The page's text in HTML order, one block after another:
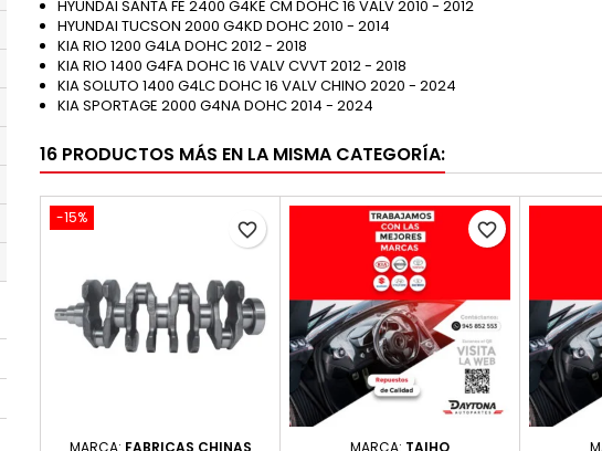
HYUNDAI SANTA FE 2400 G4KE CM DOHC 16 VALV 2010 - 2012
HYUNDAI TUCSON 2000 G4KD DOHC 2010 - 2014
KIA RIO 1200 G4LA DOHC 2012 - 2018
KIA RIO 1400 G4FA DOHC 16 VALV CVVT 2012 - 2018
KIA SOLUTO 1400 G4LC DOHC 16 VALV CHINO 2020 - 2024
KIA SPORTAGE 2000 G4NA DOHC 2014 - 2024
16 PRODUCTOS MÁS EN LA MISMA CATEGORÍA:
-15%
MARCA: FABRICAS CHINAS
favorite_border
MARCA: TAIHO
favorite_border